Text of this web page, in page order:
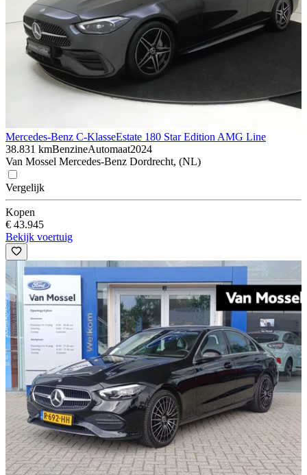
Mercedes-Benz C-KlasseEstate 180 Star Edition AMG Line
38.831 kmBenzineAutomaat2024
Van Mossel Mercedes-Benz Dordrecht, (NL)
Vergelijk
Kopen
€ 43.945
Bekijk voertuig